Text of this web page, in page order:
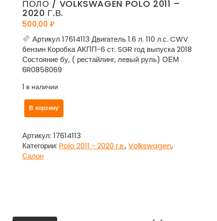
ПОЛО / VOLKSWAGEN POLO 2011 –
2020 Г.В.
500,00 ₽
Артикул 17614113 Двигатель 1.6 л. 110 л.с. CWV
бензин Коробка АКПП-6 ст. SGR год выпуска 2018
Состояние бу, ( рестайлинг, левый руль) ОЕМ
6R0858069
1 в наличии
Количество
товара
декор
штатной
магнитолы
Polo
В корзину
Артикул: 17614113
Категории: Polo 2011 - 2020 г.в.,Volkswagen,
Салон